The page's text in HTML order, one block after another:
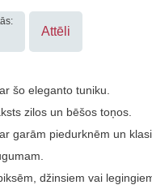
Attēli
šo eleganto tuniku.
zilos un bēšos toņos.
garām piedurknēm un
džinsiem vai